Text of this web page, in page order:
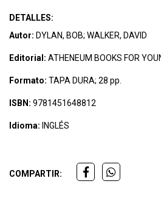
DETALLES:
Autor: DYLAN, BOB; WALKER, DAVID
Editorial: ATHENEUM BOOKS FOR
Formato: TAPA DURA; 28 pp.
ISBN: 9781451648812
Idioma: INGLÉS
COMPARTIR: